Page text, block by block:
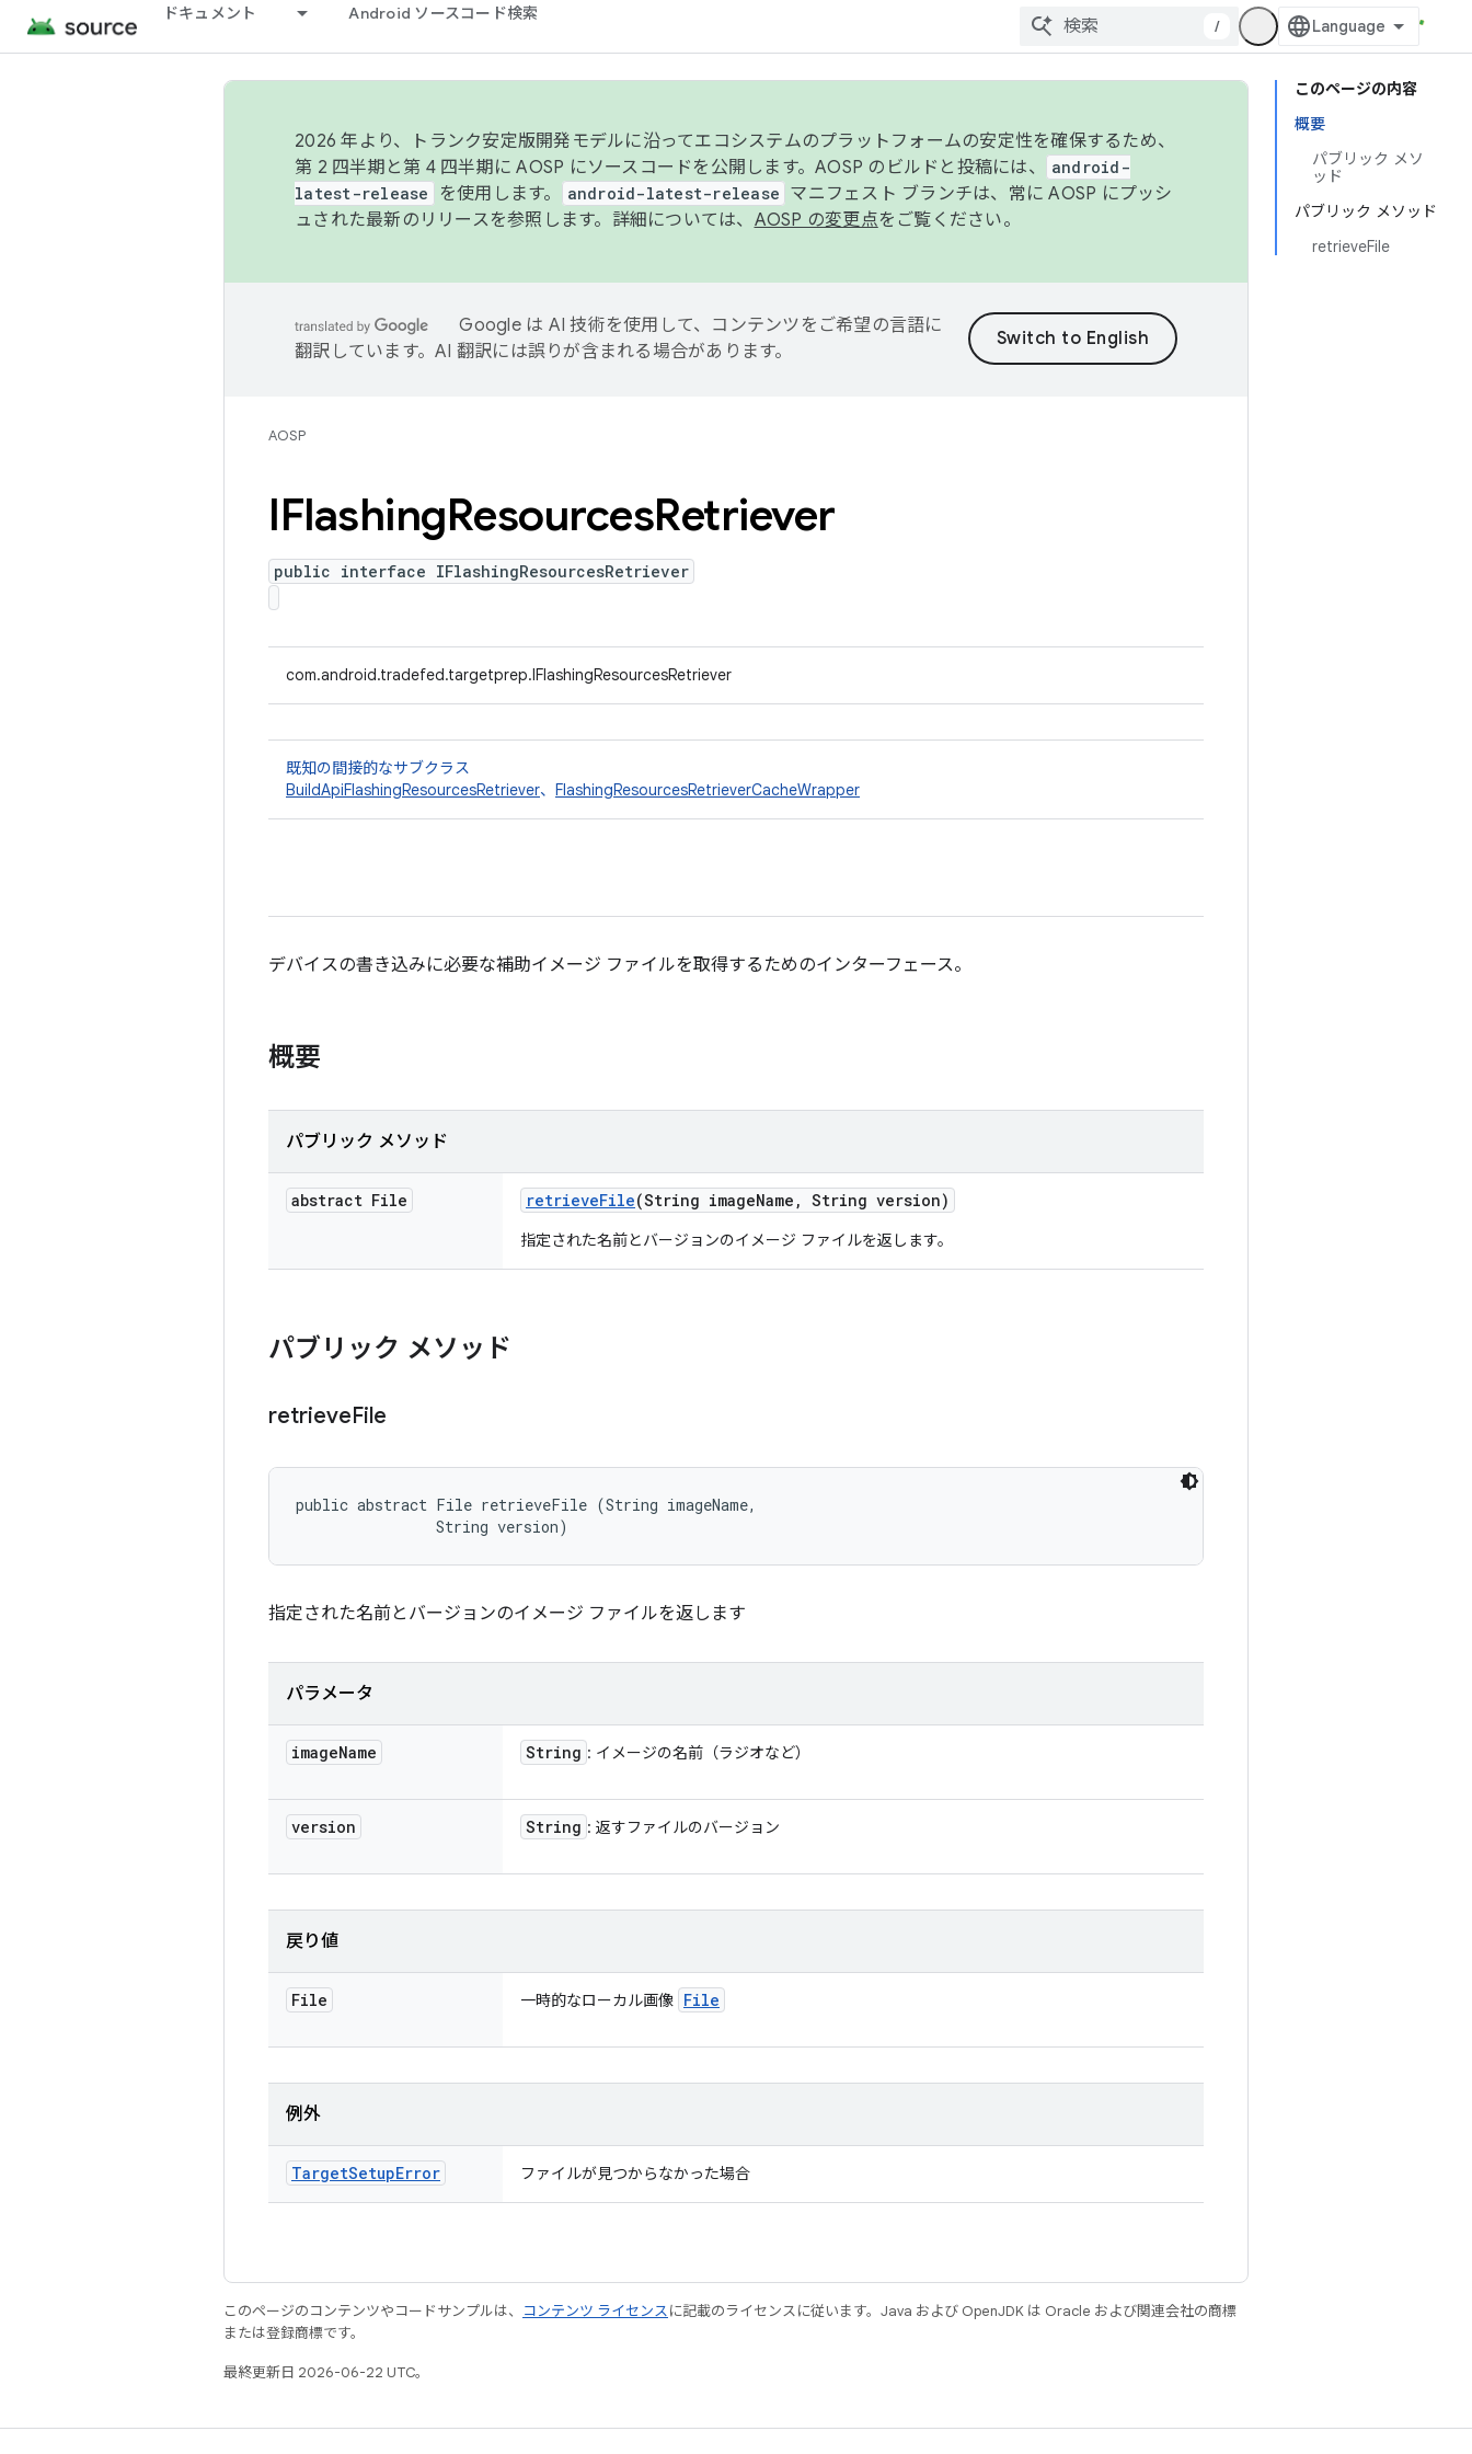
ドキュメント Android ソースコード検索
/
このページの内容
概要
パブリック メソ
ッド
パブリック メソッド
retrieveFile
2026 年より、トランク安定版開発モデルに沿ってエコシステムのプラットフォームの安定性を確保するため、
第 2 四半期と第 4 四半期に AOSP にソースコードを公開します。AOSP のビルドと投稿には、
android-
latest-release
を使用します。 android-latest-release マニフェスト ブランチは、常に AOSP にプッシ
ュされた最新のリリースを参照します。詳細については、 AOSP の変更点をご覧ください。
Google は AI 技術を使用して、コンテンツをご希望の言語に
翻訳しています。AI 翻訳には誤りが含まれる場合があります。
AOSP
IFlashingResourcesRetriever
public interface IFlashingResourcesRetriever
com.android.tradefed.targetprep.IFlashingResourcesRetriever
既知の間接的なサブクラス
BuildApiFlashingResourcesRetriever、 FlashingResourcesRetrieverCacheWrapper
デバイスの書き込みに必要な補助イメージ ファイルを取得するためのインターフェース。
概要
パブリック メソッド
abstract File retrieveFile(String imageName , String version)
指定された名前とバージョンのイメージ ファイルを返します。
パブリック メソッド
retrieveFile
public abstract File retrieveFile (String imageName,
                String version)
指定された名前とバージョンのイメージ ファイルを返します
パラメータ
imageName String : イメージの名前（ラジオなど）
version String : 返すファイルのバージョン
戻り値
File 一時的なローカル画像 File
例外
TargetSetupError ファイルが見つからなかった場合
このページのコンテンツやコードサンプルは、 コンテンツ ライセンスに記載のライセンスに従います。Java および OpenJDK は Oracle および関連会社の商標
または登録商標です。
最終更新日 2026-06-22 UTC。